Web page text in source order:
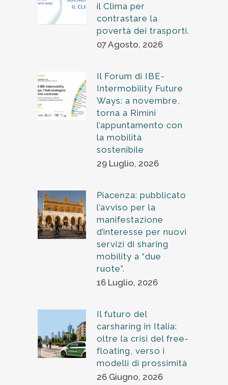
il Clima per
contrastare la
povertà dei trasporti.
07 Agosto, 2026
Il Forum di IBE-
Intermobility Future
Ways: a novembre,
torna a Rimini
l’appuntamento con
la mobilità
sostenibile
29 Luglio, 2026
Piacenza: pubblicato
l’avviso per la
manifestazione
d’interesse per nuovi
servizi di sharing
mobility a “due
ruote”.
16 Luglio, 2026
Il futuro del
carsharing in Italia:
oltre la crisi del free-
floating, verso i
modelli di prossimità
26 Giugno, 2026